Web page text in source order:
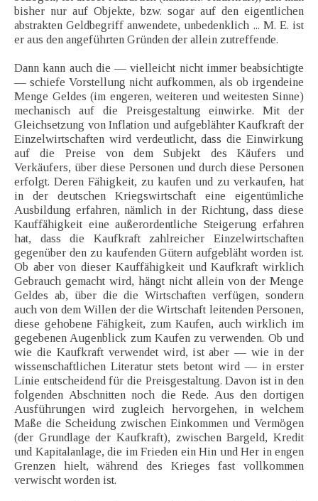
bisher nur auf Objekte, bzw. sogar auf den eigentlichen
abstrakten Geldbegriff anwendete, unbedenklich ... M. E. ist
er aus den angeführten Gründen der allein zutreffende.
Dann kann auch die — vielleicht nicht immer beabsichtigte
— schiefe Vorstellung nicht aufkommen, als ob irgendeine
Menge Geldes (im engeren, weiteren und weitesten Sinne)
mechanisch auf die Preisgestaltung einwirke. Mit der
Gleichsetzung von Inflation und aufgeblähter Kaufkraft der
Einzelwirtschaften wird verdeutlicht, dass die Einwirkung
auf die Preise von dem Subjekt des Käufers und
Verkäufers, über diese Personen und durch diese Personen
erfolgt. Deren Fähigkeit, zu kaufen und zu verkaufen, hat
in der deutschen Kriegswirtschaft eine eigentümliche
Ausbildung erfahren, nämlich in der Richtung, dass diese
Kauffähigkeit eine außerordentliche Steigerung erfahren
hat, dass die Kaufkraft zahlreicher Einzelwirtschaften
gegenüber den zu kaufenden Gütern aufgebläht worden ist.
Ob aber von dieser Kauffähigkeit und Kaufkraft wirklich
Gebrauch gemacht wird, hängt nicht allein von der Menge
Geldes ab, über die die Wirtschaften verfügen, sondern
auch von dem Willen der die Wirtschaft leitenden Personen,
diese gehobene Fähigkeit, zum Kaufen, auch wirklich im
gegebenen Augenblick zum Kaufen zu verwenden. Ob und
wie die Kaufkraft verwendet wird, ist aber — wie in der
wissenschaftlichen Literatur stets betont wird — in erster
Linie entscheidend für die Preisgestaltung. Davon ist in den
folgenden Abschnitten noch die Rede. Aus den dortigen
Ausführungen wird zugleich hervorgehen, in welchem
Maße die Scheidung zwischen Einkommen und Vermögen
(der Grundlage der Kaufkraft), zwischen Bargeld, Kredit
und Kapitalanlage, die im Frieden ein Hin und Her in engen
Grenzen hielt, während des Krieges fast vollkommen
verwischt worden ist.